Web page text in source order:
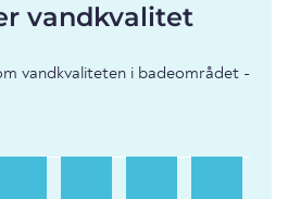
vandkvalitet
vandkvaliteten i badeområdet -